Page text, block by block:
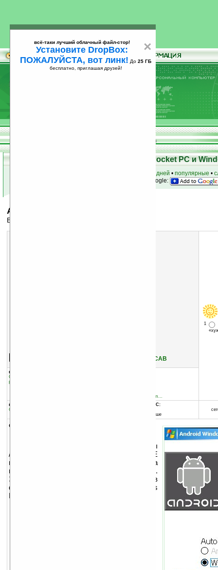
25
Скачать программы для КПК Pocket PC и
за 7 дней • популярные •
на Google:
Android Windows Boot
Выбор ОС при загрузке HD2
Android_Windows_Boot.CAB
1
группы программы:
Системные утилиты
расширения
forum.xda-developers.com...
программа:
бесплатная
совместима с Pocket PC:
Windows Mobile 6.0 и выше
описание:
Если у вас есть файлы
/Android/CLRCAD.exe, /Android/HARET.EXE
и прописаны пути, то программа
предоставит вам при загрузке выбор ОС.
Значение таймера аможно поменять в
файле /Program Files/Android Windows
Boot/Delay.txt.
×
всё-таки лучший облачный файл-стор!
Установите DropBox:
ПОЖАЛУЙСТА, вот линк! До 25 ГБ
бесплатно, приглашая друзей!